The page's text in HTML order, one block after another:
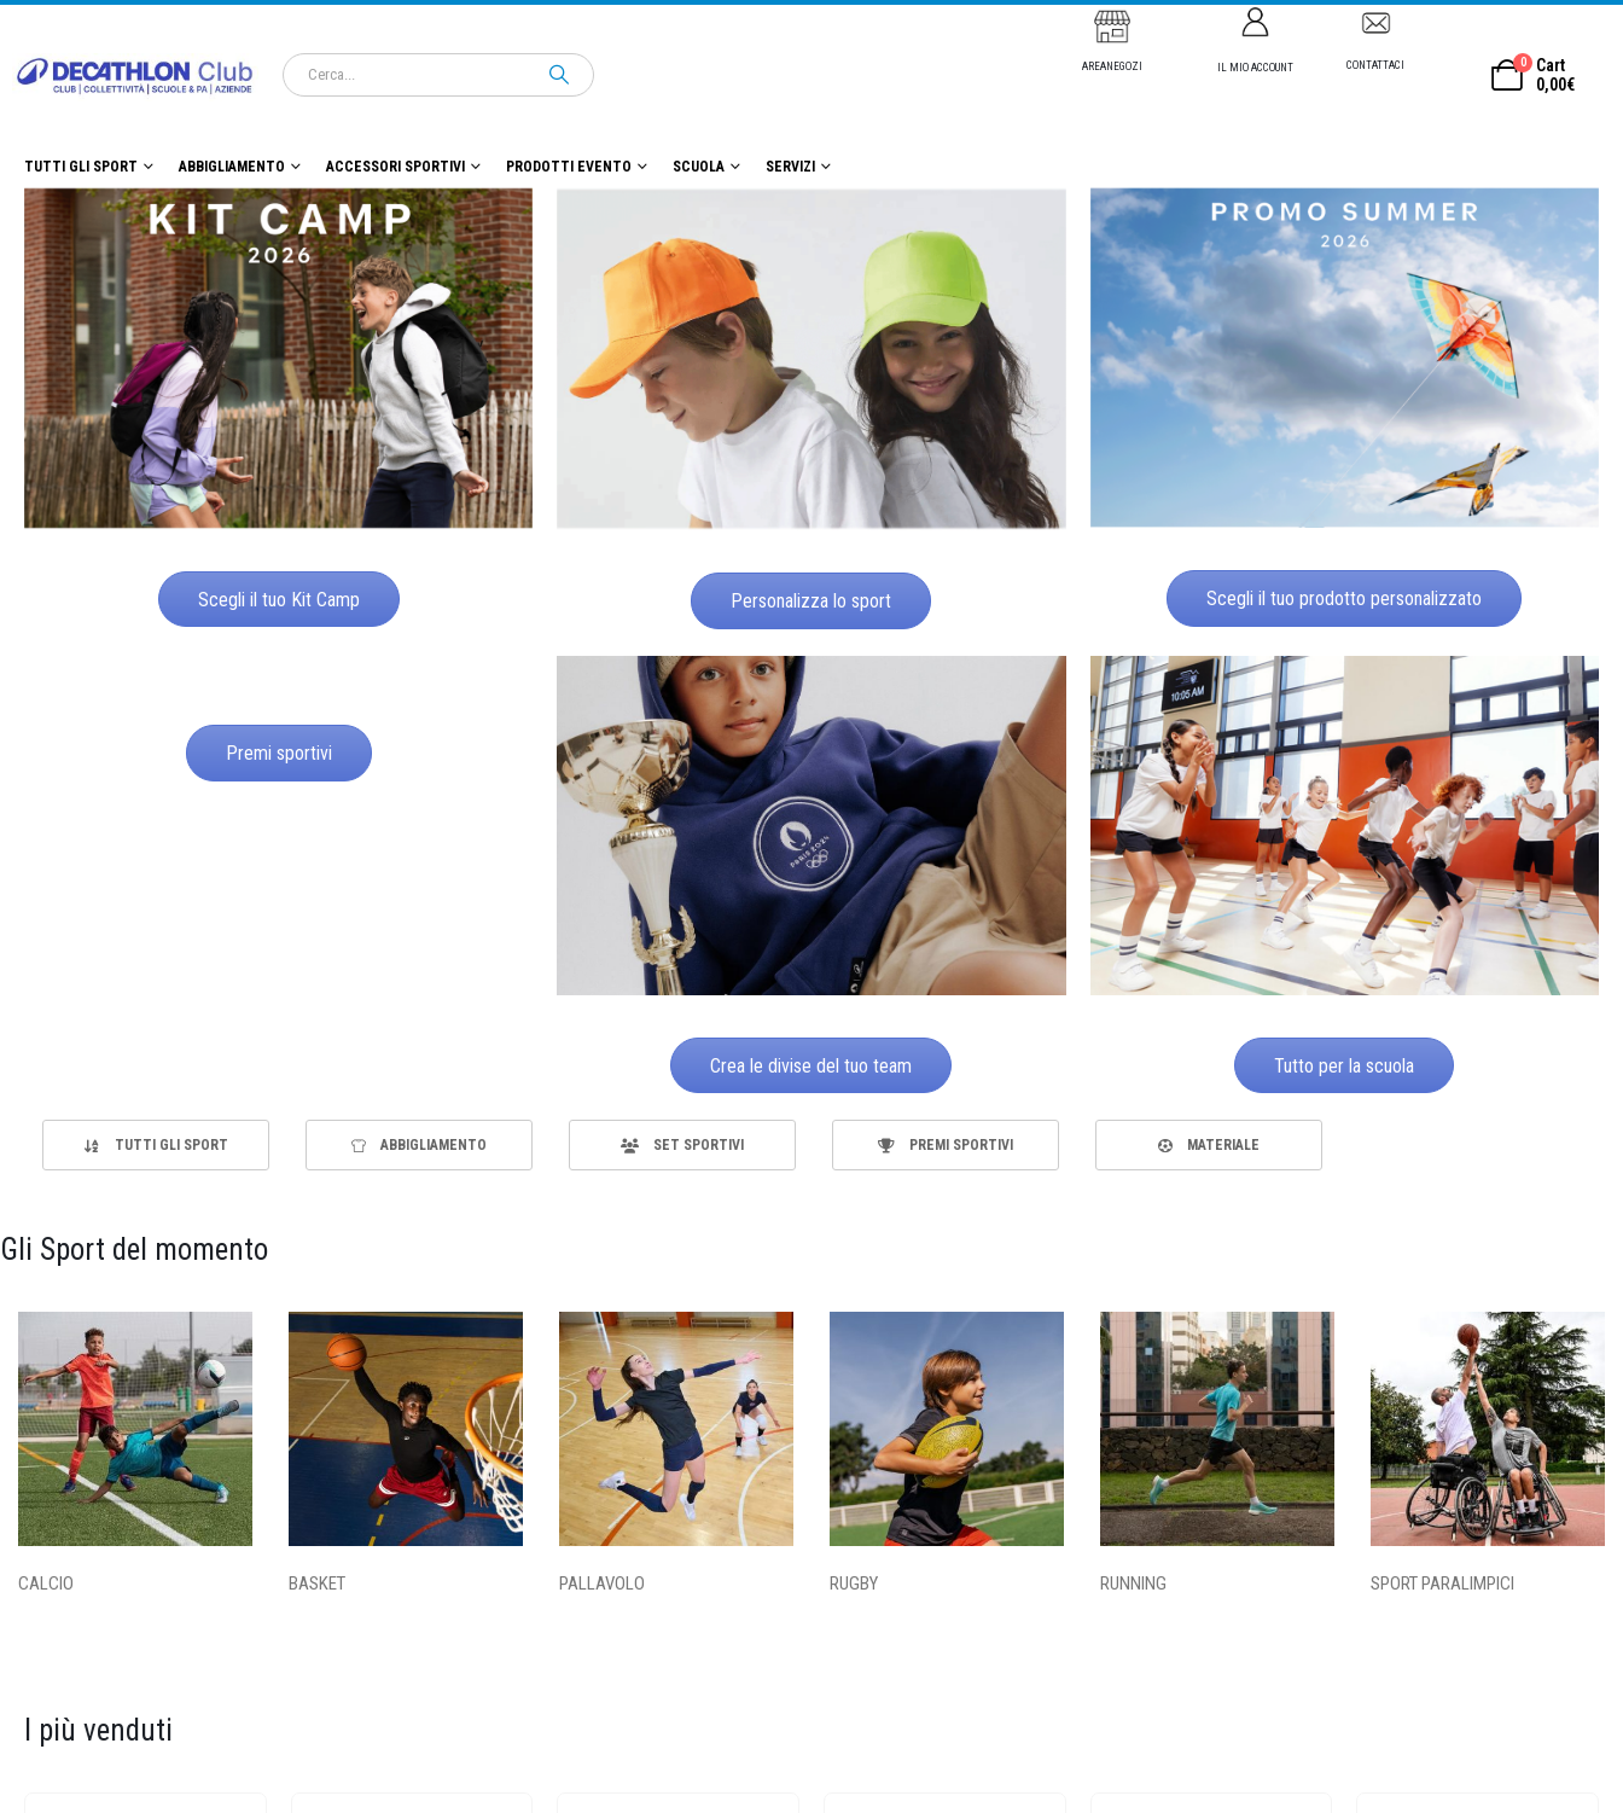
AREANEGOZI IL MIO ACCOUNT CONTATTACI 0
Cart
0,00€
TUTTI GLI SPORT ABBIGLIAMENTO ACCESSORI SPORTIVI PRODOTTI EVENTO SCUOLA SERVIZI
Scegli il tuo Kit Camp Personalizza lo sport Scegli il tuo prodotto personalizzato
Premi sportivi
Crea le divise del tuo team Tutto per la scuola
TUTTI GLI SPORT ABBIGLIAMENTO SET SPORTIVI PREMI SPORTIVI MATERIALE
Gli Sport del momento
CALCIO BASKET PALLAVOLO RUGBY RUNNING SPORT PARALIMPICI
I più venduti